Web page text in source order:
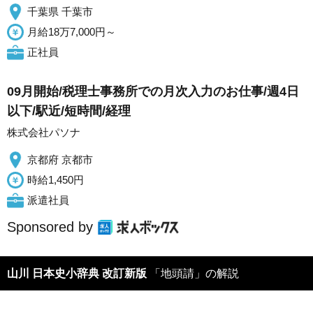
千葉県 千葉市
月給18万7,000円～
正社員
09月開始/税理士事務所での月次入力のお仕事/週4日
以下/駅近/短時間/経理
株式会社パソナ
京都府 京都市
時給1,450円
派遣社員
Sponsored by
山川 日本史小辞典 改訂新版 「地頭請」の解説